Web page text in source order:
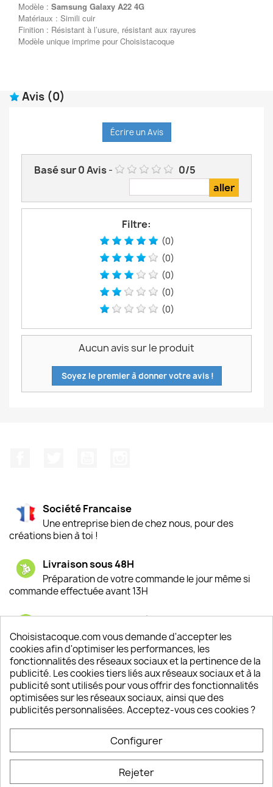
Modèle : Samsung Galaxy A22 4G
Matériaux : Simili cuir
Finition : Résistant à l’usure, résistant aux rayures
Modèle unique imprime pour Choisistacoque
Avis (0)
Écrire un Avis
Basé sur0Avis- 0/5
Filtre:
(0)
(0)
(0)
(0)
(0)
Aucun avis sur le produit
Soyez le premier à donner votre avis !
Société Francaise
Une entreprise bien de chez nous, pour des
créations bien à toi !
Livraison sous 48H
Préparation de votre commande le jour même si
commande effectuée avant 13H
Satisfaction de nos clients
Depuis 2009, entre 92% et 94% de nos clients
sont satisfaits de nos produits
Un SAV à votre écoute
Notre SAV est disponible 6/7J de 10h à 18H
Choisistacoque.com vous demande d'accepter les
cookies afin d'optimiser les performances, les
fonctionnalités des réseaux sociaux et la pertinence de la
publicité. Les cookies tiers liés aux réseaux sociaux et à la
publicité sont utilisés pour vous offrir des fonctionnalités
optimisées sur les réseaux sociaux, ainsi que des
publicités personnalisées. Acceptez-vous ces cookies ?
Configurer
Rejeter